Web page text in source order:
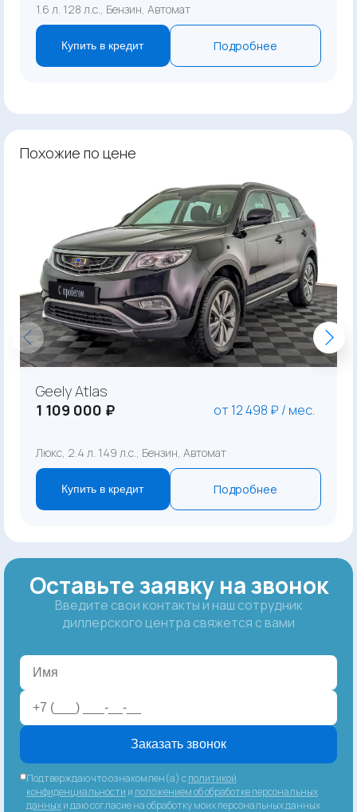
1.6 л. 128 л.с., Бензин, Автомат
Купить в кредит Подробнее
Похожие по цене
Geely Atlas
1 109 000 ₽
от 12 498 ₽ / мес.
Люкс, 2.4 л. 149 л.с., Бензин, Автомат
Купить в кредит Подробнее
Оставьте заявку на звонок
Введите свои контакты и наш сотрудник
диллерского центра свяжется с вами
Заказать звонок
Подтверждаю что ознакомлен(а) сполитикой
конфиденциальности и положением об обработке персональных
данныхи даю согласие на обработку моих персональных данных